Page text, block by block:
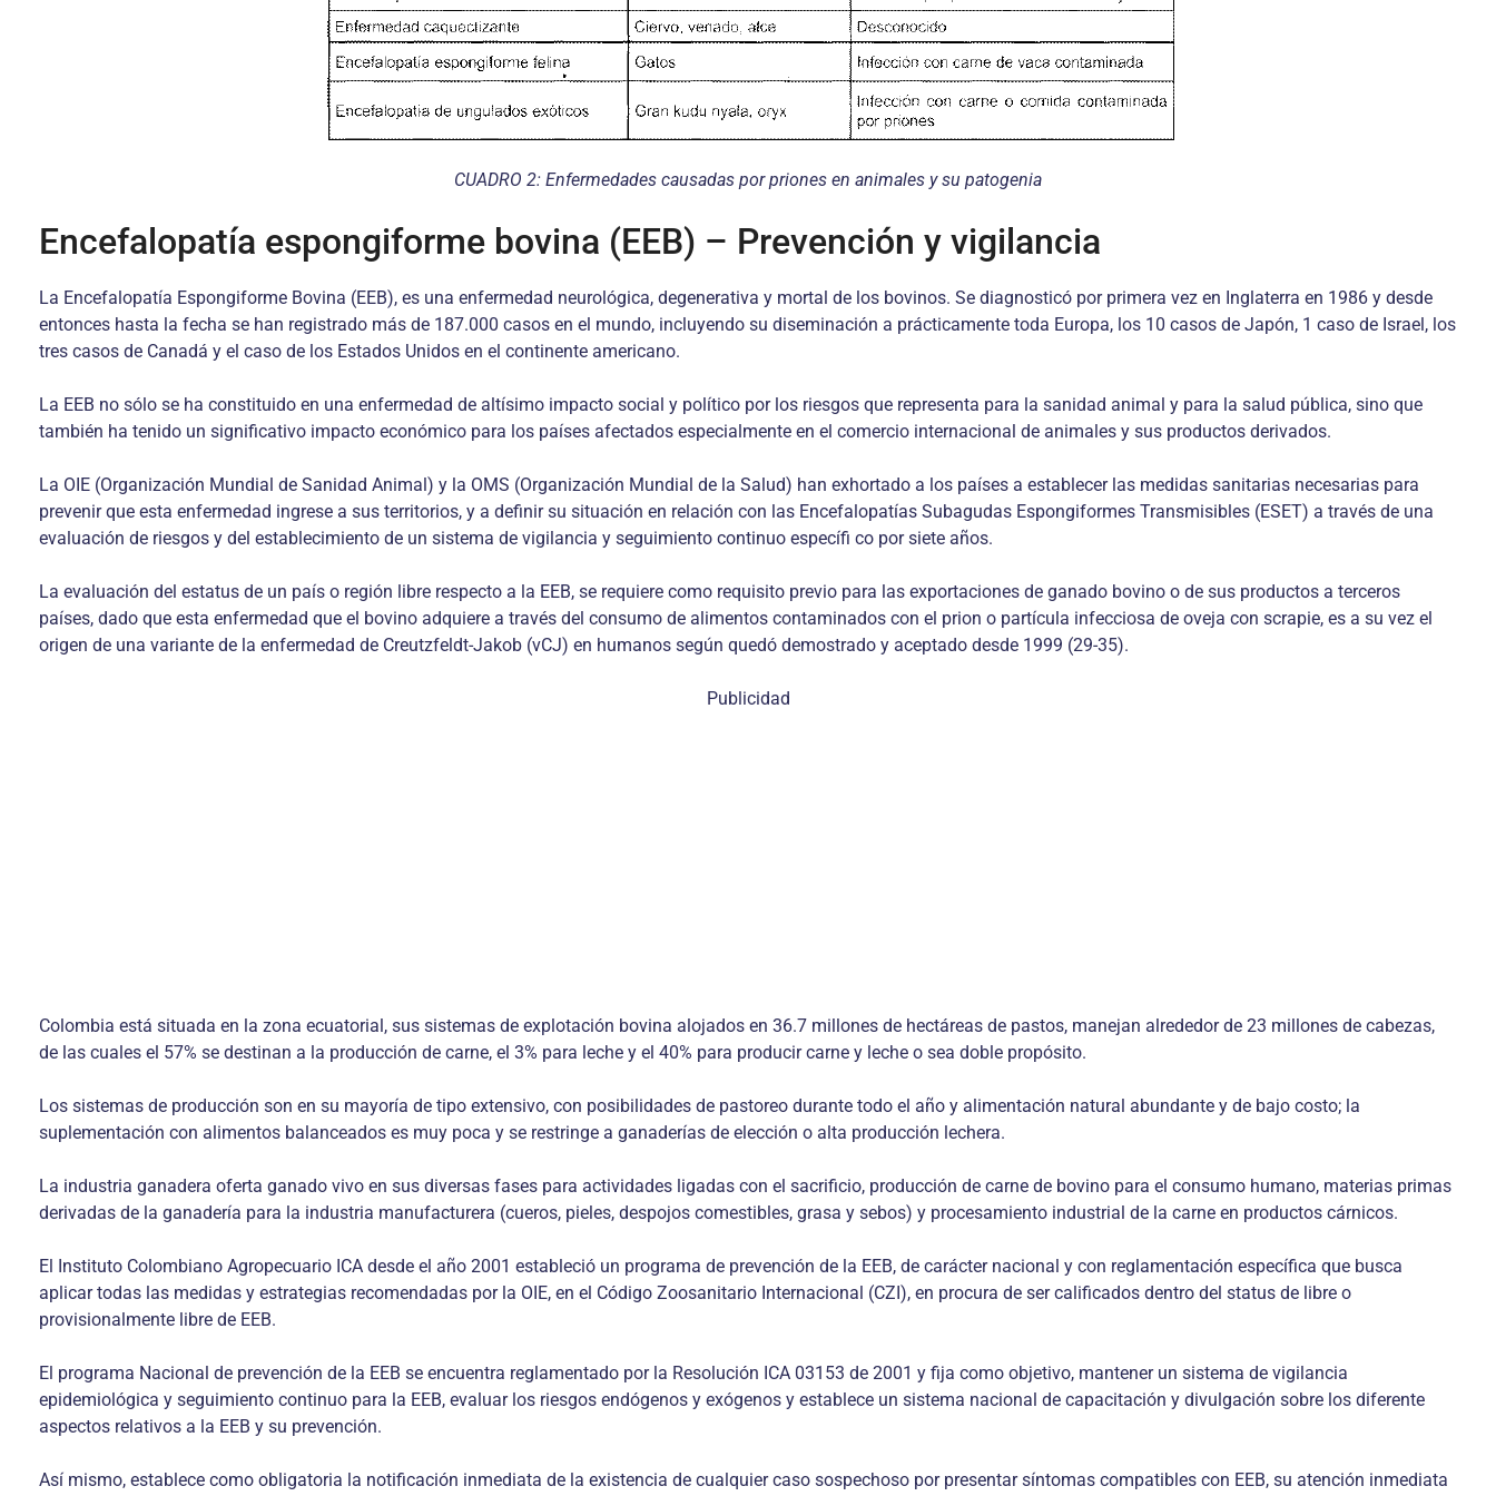
CUADRO 2: Enfermedades causadas por priones en animales y su patogenia
Encefalopatía espongiforme bovina (EEB) – Prevención y vigilancia
La Encefalopatía Espongiforme Bovina (EEB), es una enfermedad neurológica, degenerativa y mortal de los bovinos. Se diagnosticó por primera vez en Inglaterra en 1986 y desde
entonces hasta la fecha se han registrado más de 187.000 casos en el mundo, incluyendo su diseminación a prácticamente toda Europa, los 10 casos de Japón, 1 caso de Israel, los
tres casos de Canadá y el caso de los Estados Unidos en el continente americano.
La EEB no sólo se ha constituido en una enfermedad de altísimo impacto social y político por los riesgos que representa para la sanidad animal y para la salud pública, sino que
también ha tenido un significativo impacto económico para los países afectados especialmente en el comercio internacional de animales y sus productos derivados.
La OIE (Organización Mundial de Sanidad Animal) y la OMS (Organización Mundial de la Salud) han exhortado a los países a establecer las medidas sanitarias necesarias para
prevenir que esta enfermedad ingrese a sus territorios, y a definir su situación en relación con las Encefalopatías Subagudas Espongiformes Transmisibles (ESET) a través de una
evaluación de riesgos y del establecimiento de un sistema de vigilancia y seguimiento continuo específi co por siete años.
La evaluación del estatus de un país o región libre respecto a la EEB, se requiere como requisito previo para las exportaciones de ganado bovino o de sus productos a terceros
países, dado que esta enfermedad que el bovino adquiere a través del consumo de alimentos contaminados con el prion o partícula infecciosa de oveja con scrapie, es a su vez el
origen de una variante de la enfermedad de Creutzfeldt-Jakob (vCJ) en humanos según quedó demostrado y aceptado desde 1999 (29-35).
Publicidad
Colombia está situada en la zona ecuatorial, sus sistemas de explotación bovina alojados en 36.7 millones de hectáreas de pastos, manejan alrededor de 23 millones de cabezas,
de las cuales el 57% se destinan a la producción de carne, el 3% para leche y el 40% para producir carne y leche o sea doble propósito.
Los sistemas de producción son en su mayoría de tipo extensivo, con posibilidades de pastoreo durante todo el año y alimentación natural abundante y de bajo costo; la
suplementación con alimentos balanceados es muy poca y se restringe a ganaderías de elección o alta producción lechera.
La industria ganadera oferta ganado vivo en sus diversas fases para actividades ligadas con el sacrificio, producción de carne de bovino para el consumo humano, materias primas
derivadas de la ganadería para la industria manufacturera (cueros, pieles, despojos comestibles, grasa y sebos) y procesamiento industrial de la carne en productos cárnicos.
El Instituto Colombiano Agropecuario ICA desde el año 2001 estableció un programa de prevención de la EEB, de carácter nacional y con reglamentación específica que busca
aplicar todas las medidas y estrategias recomendadas por la OIE, en el Código Zoosanitario Internacional (CZI), en procura de ser calificados dentro del status de libre o
provisionalmente libre de EEB.
El programa Nacional de prevención de la EEB se encuentra reglamentado por la Resolución ICA 03153 de 2001 y fija como objetivo, mantener un sistema de vigilancia
epidemiológica y seguimiento continuo para la EEB, evaluar los riesgos endógenos y exógenos y establece un sistema nacional de capacitación y divulgación sobre los diferente
aspectos relativos a la EEB y su prevención.
Así mismo, establece como obligatoria la notificación inmediata de la existencia de cualquier caso sospechoso por presentar síntomas compatibles con EEB, su atención inmediata